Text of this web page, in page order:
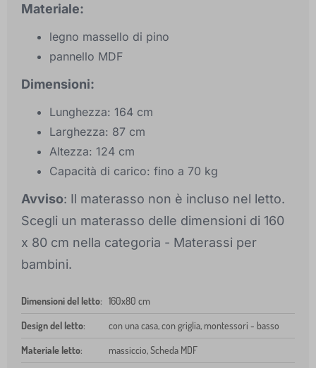
Materiale:
legno massello di pino
pannello MDF
Dimensioni:
Lunghezza: 164 cm
Larghezza: 87 cm
Altezza: 124 cm
Capacità di carico: fino a 70 kg
Avviso: Il materasso non è incluso nel letto.
Scegli un materasso delle dimensioni di 160
x 80 cm nella categoria - Materassi per
bambini.
Dimensioni del letto: 160x80 cm
Design del letto: con una casa, con griglia, montessori - basso
Materiale letto: massiccio, Scheda MDF